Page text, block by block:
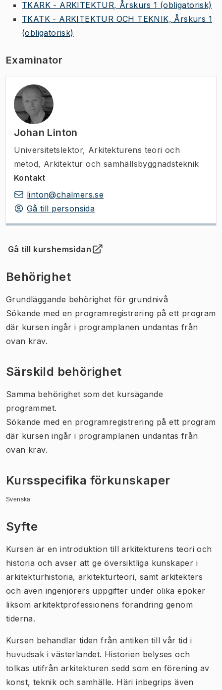
TKARK - ARKITEKTUR, Årskurs 1 (obligatorisk)
TKATK - ARKITEKTUR OCH TEKNIK, Årskurs 1
(obligatorisk)
Examinator
Johan Linton
Universitetslektor, Arkitekturens teori och
metod, Arkitektur och samhällsbyggnadsteknik
Kontakt
linton@chalmers.se
Gå till personsida
Gå till kurshemsidan
(Öppnas i ny flik)
Behörighet
Grundläggande behörighet för grundnivå
Sökande med en programregistrering på ett program
där kursen ingår i programplanen undantas från
ovan krav.
Särskild behörighet
Samma behörighet som det kursägande
programmet.
Sökande med en programregistrering på ett program
där kursen ingår i programplanen undantas från
ovan krav.
Kursspecifika förkunskaper
Svenska
Syfte
Kursen är en introduktion till arkitekturens teori och
historia och avser att ge översiktliga kunskaper i
arkitekturhistoria, arkitekturteori, samt arkitekters
och även ingenjörers uppgifter under olika epoker
liksom arkitektprofessionens förändring genom
tiderna.
Kursen behandlar tiden från antiken till vår tid i
huvudsak i västerlandet. Historien belyses och
tolkas utifrån arkitekturen sedd som en förening av
konst, teknik och samhälle. Häri inbegrips även